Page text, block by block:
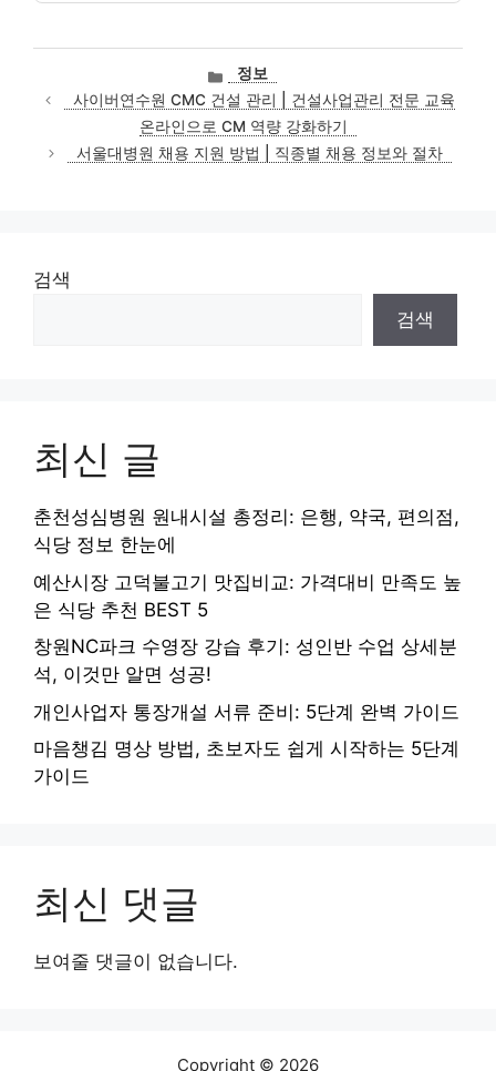
카
테
고
리
정보
사이버연수원 CMC 건설 관리 | 건설사업관리 전문 교육
온라인으로 CM 역량 강화하기
서울대병원 채용 지원 방법 | 직종별 채용 정보와 절차
검색
검색
최신 글
춘천성심병원 원내시설 총정리: 은행, 약국, 편의점,
식당 정보 한눈에
예산시장 고덕불고기 맛집비교: 가격대비 만족도 높
은 식당 추천 BEST 5
창원NC파크 수영장 강습 후기: 성인반 수업 상세분
석, 이것만 알면 성공!
개인사업자 통장개설 서류 준비: 5단계 완벽 가이드
마음챙김 명상 방법, 초보자도 쉽게 시작하는 5단계
가이드
최신 댓글
보여줄 댓글이 없습니다.
Copyright © 2026